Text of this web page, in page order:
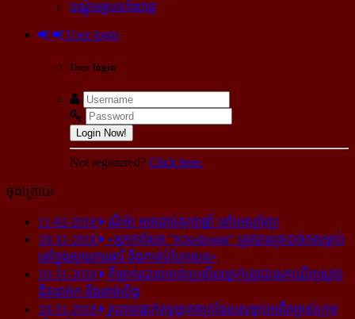
បណ្ដុំអត្ថបទកំសាន្ដ
User login
User login
Login Now!
Not registered? Click here.
ចុងក្រោយ
11-02-2018
ណីម៉ា អាច​ជាប់​គុក​៦ឆ្នាំ នៅ​អេស្ប៉ាញ!
10-31-2018
«អ្នក​កាសែត "Khashoggi" ត្រូវ​បាន​ច្របាច់ក​សម្លាប់​
នៅ​ក្នុង​ស្ថាន​ភារធារី និង​កាត់​បំបែក​សព»
10-31-2018
កីឡាករ​បាល់ទាត់​ប្រេស៊ីល​ម្នាក់​ត្រូវ​បាន​រក​ឃើញ​ស្លាប់​
ជិត​ដាច់ក និង​ដាច់​លិង្គ
10-31-2018
រូបភាព​ធ្លាក់​ឧទ្ធម្ភាគចក្រ​ដែល​សម្លាប់​អតីត​ម្ចាស់​ក្រុម​